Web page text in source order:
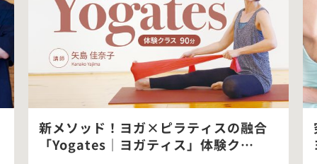
新メソッド！ヨガ×ピラティスの融合
「Yogates｜ヨガティス」体験ク…